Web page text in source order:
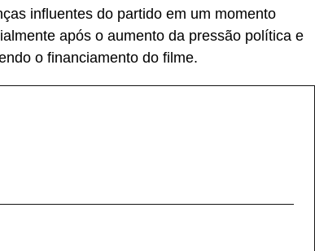
influentes do partido em um momento
após o aumento da pressão política e
o financiamento do filme.